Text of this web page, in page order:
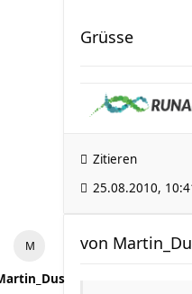
Grüsse
Zitieren
25.08.2010,
von